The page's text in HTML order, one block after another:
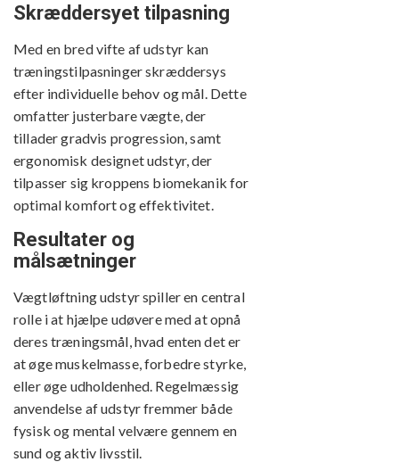
Skræddersyet tilpasning
Med en bred vifte af udstyr kan
træningstilpasninger skræddersys
efter individuelle behov og mål. Dette
omfatter justerbare vægte, der
tillader gradvis progression, samt
ergonomisk designet udstyr, der
tilpasser sig kroppens biomekanik for
optimal komfort og effektivitet.
Resultater og
målsætninger
Vægtløftning udstyr spiller en central
rolle i at hjælpe udøvere med at opnå
deres træningsmål, hvad enten det er
at øge muskelmasse, forbedre styrke,
eller øge udholdenhed. Regelmæssig
anvendelse af udstyr fremmer både
fysisk og mental velvære gennem en
sund og aktiv livsstil.